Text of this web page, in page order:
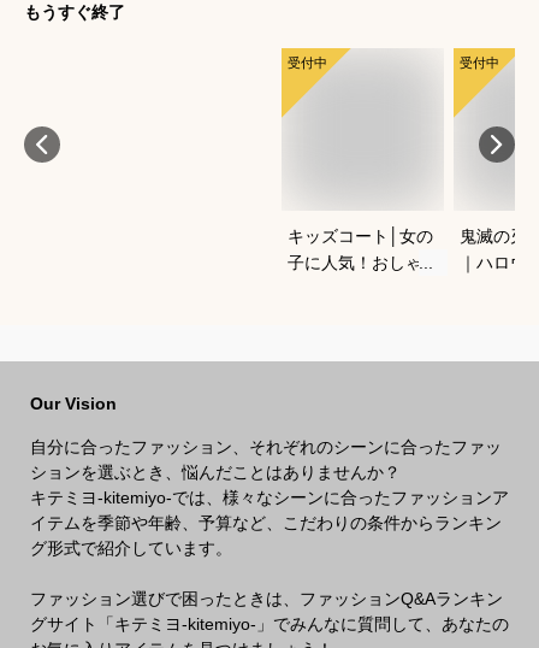
もうすぐ終了
受付中
キッズコート│女の
子に人気！おしゃれ
受付中
鬼滅の刃
｜ハロウ
Our Vision
自分に合ったファッション、それぞれのシーンに合ったファッ
ションを選ぶとき、悩んだことはありませんか？
キテミヨ-kitemiyo-では、様々なシーンに合ったファッションア
イテムを季節や年齢、予算など、こだわりの条件からランキン
グ形式で紹介しています。
ファッション選びで困ったときは、ファッションQ&Aランキン
グサイト「キテミヨ-kitemiyo-」でみんなに質問して、あなたの